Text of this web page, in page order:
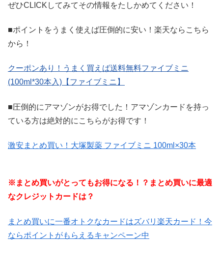
ぜひCLICKしてみてその情報をたしかめてください！
■ポイントをうまく使えば圧倒的に安い！楽天ならこちら
から！
クーポンあり！うまく買えば送料無料ファイブミニ
(100ml*30本入)【ファイブミニ】
■圧倒的にアマゾンがお得でした！アマゾンカードを持っ
ている方は絶対的にこちらがお得です！
激安まとめ買い！大塚製薬 ファイブミニ 100ml×30本
※まとめ買いがとってもお得になる！？まとめ買いに最適
なクレジットカードは？
まとめ買いに一番オトクなカードはズバリ楽天カード！今
ならポイントがもらえるキャンペーン中